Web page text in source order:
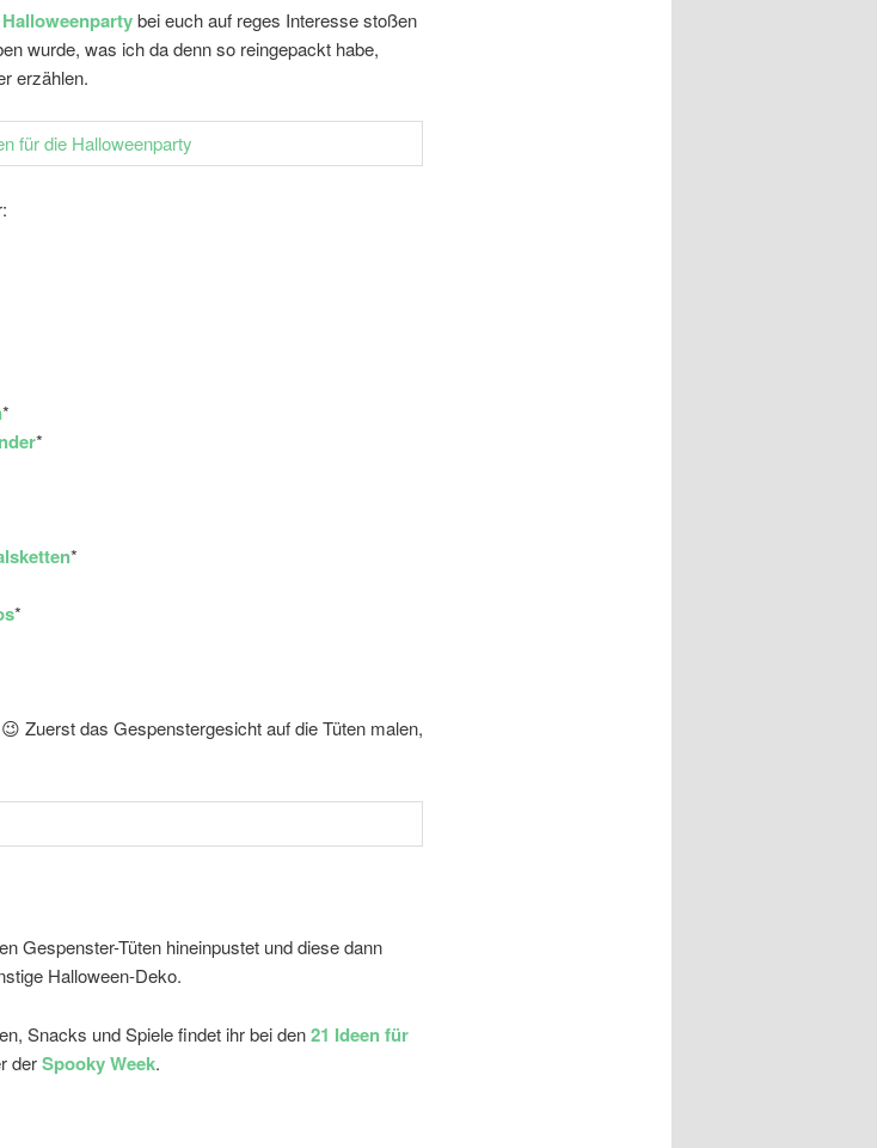
Halloweenpartybei euch auf reges Interesse stoßen
wurde, was ich da denn so reingepackt habe,
erzählen.
*
*
*
*
Zuerst das Gespenstergesicht auf die Tüten malen,
Gespenster-Tüten hineinpustet und diese dann
Halloween-Deko.
Snacks und Spiele findet ihr bei den21 Ideen für
derSpooky Week.